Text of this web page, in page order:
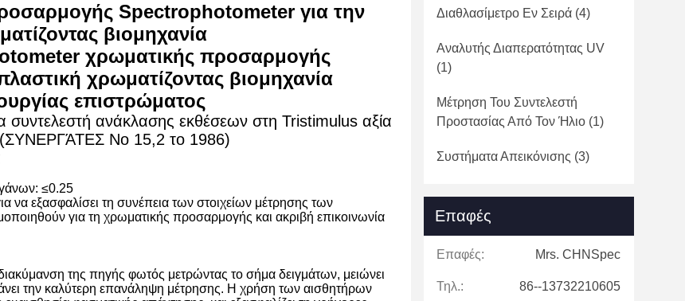
Spectrophotometer για την
βιομηχανία
χρωματικής προσαρμογής
χρωματίζοντας βιομηχανία
επιστρώματος
ανάκλασης εκθέσεων στη Tristimulus αξία
(ΣΥΝΕΡΓΆΤΕΣ Νο 15,2 το 1986)
≤0.25
να εξασφαλίσει τη συνέπεια των στοιχείων μέτρησης των
για τη χρωματικής προσαρμογής και ακριβή επικοινωνία
της πηγής φωτός μετρώντας το σήμα δειγμάτων, μειώνει
την καλύτερη επανάληψη μέτρησης. Η χρήση των αισθητήρων
Διαθλασίμετρο Εν Σειρά (4)
Αναλυτής Διαπερατότητας UV
(1)
Μέτρηση Του Συντελεστή
Προστασίας Από Τον Ήλιο (1)
Συστήματα Απεικόνισης (3)
Επαφές
Επαφές: Mrs. CHNSpec
Τηλ.: 86--13732210605